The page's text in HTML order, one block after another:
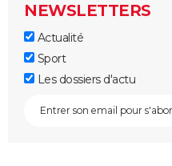
NEWSLETTERS
Actualité
Sport
Les dossiers d'actu